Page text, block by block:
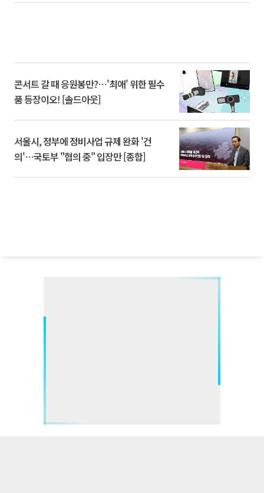
콘서트 갈 때 응원봉만?⋯'최애' 위한 필수
품 등장이오! [솔드아웃]
서울시, 정부에 정비사업 규제 완화 '건
의'⋯국토부 "협의 중" 입장만 [종합]